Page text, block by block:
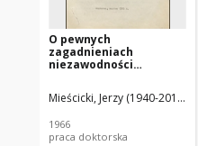
O pewnych
zagadnieniach
niezawodności
logicznych : praca
doktorska
Mieścicki, Jerzy (1940-2015)
1966
praca doktorska